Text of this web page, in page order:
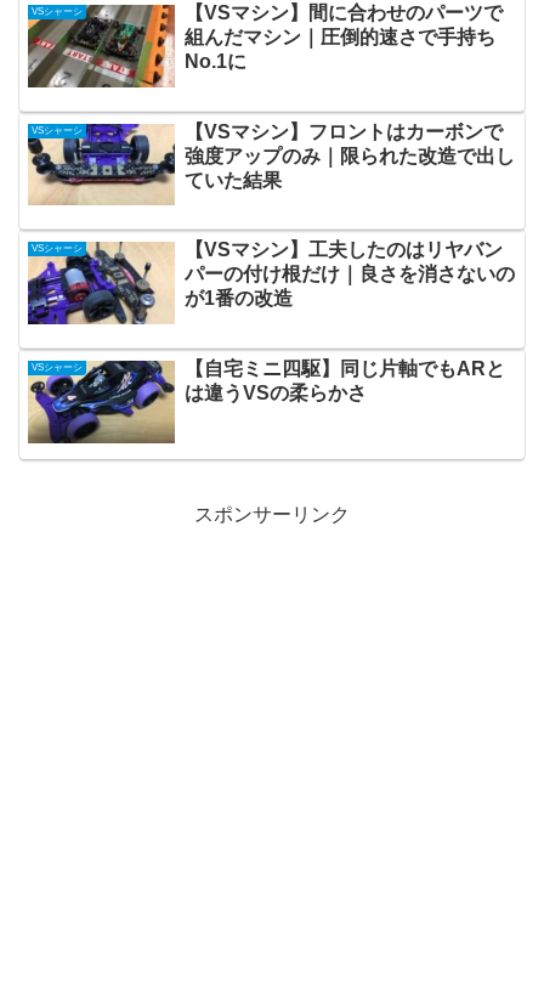
VSシャーシ
【VSマシン】間に合わせのパーツで
組んだマシン｜圧倒的速さで手持ち
No.1に
VSシャーシ
【VSマシン】フロントはカーボンで
強度アップのみ｜限られた改造で出し
ていた結果
VSシャーシ
【VSマシン】工夫したのはリヤバン
パーの付け根だけ｜良さを消さないの
が1番の改造
VSシャーシ
【自宅ミニ四駆】同じ片軸でもARと
は違うVSの柔らかさ
スポンサーリンク